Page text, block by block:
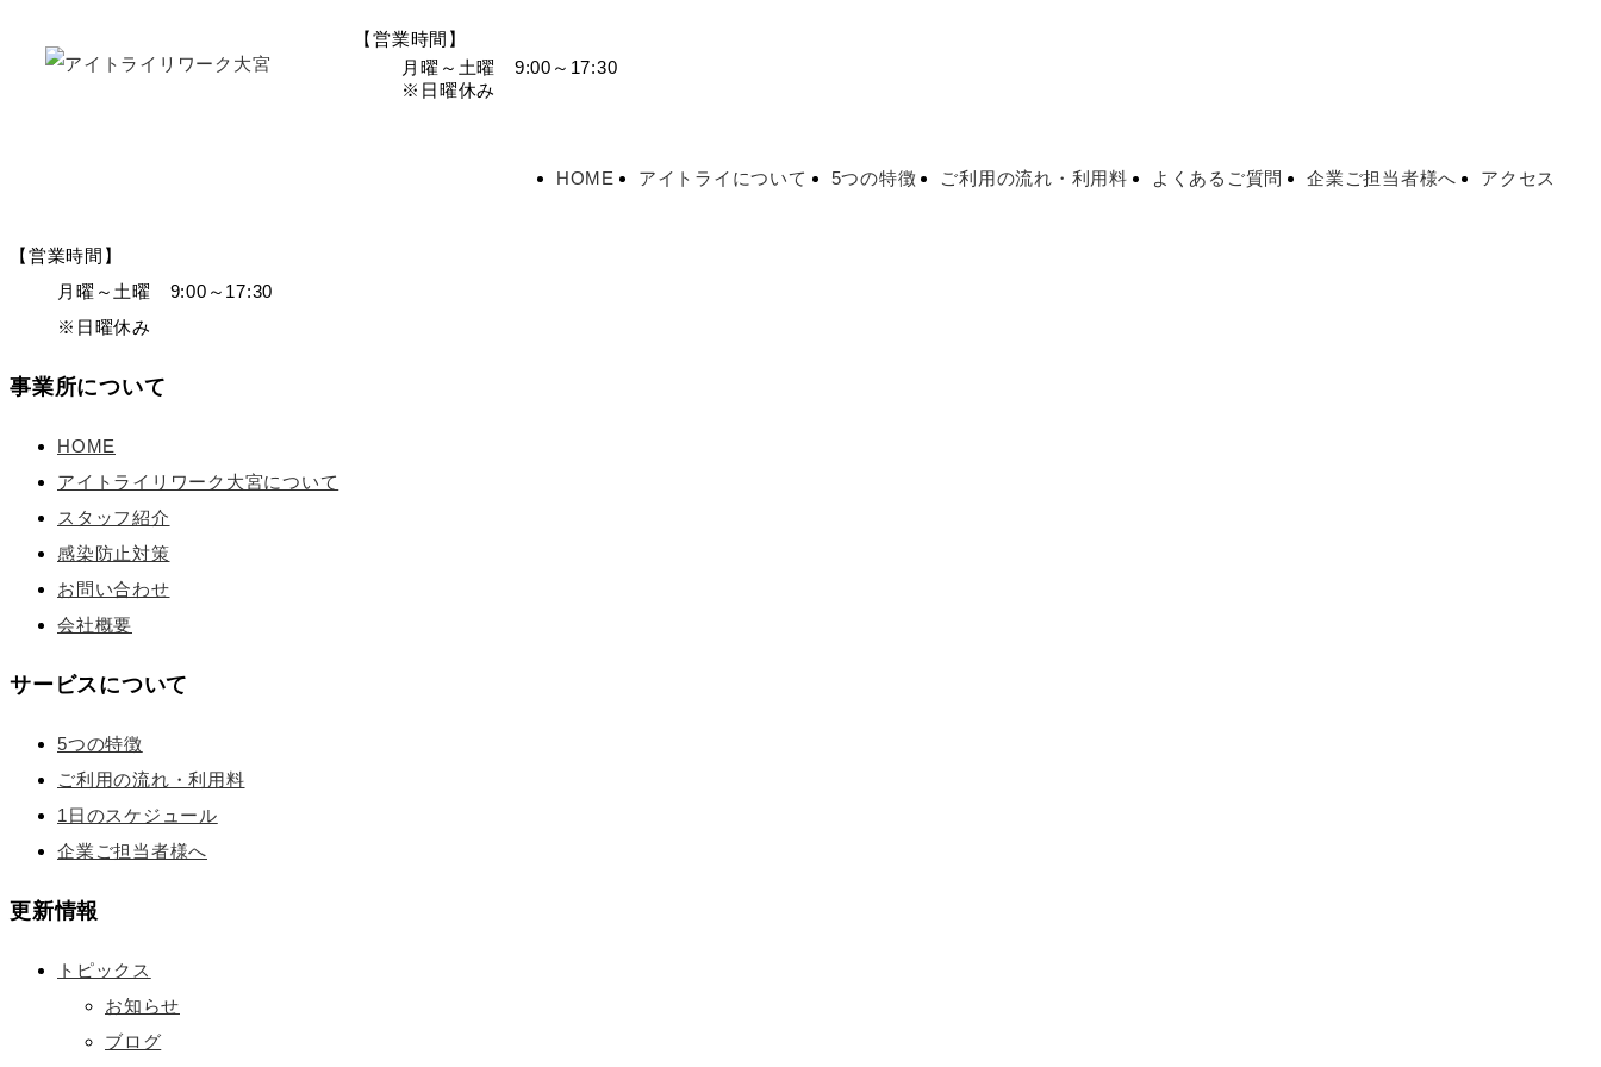
【営業時間】
月曜～土曜 9:00～17:30
※日曜休み
HOME アイトライについて 5つの特徴 ご利用の流れ・利用料 よくあるご質問 企業ご担当者様へ アクセス
【営業時間】
月曜～土曜 9:00～17:30
※日曜休み
事業所について
HOME
アイトライリワーク大宮について
スタッフ紹介
感染防止対策
お問い合わせ
会社概要
サービスについて
5つの特徴
ご利用の流れ・利用料
1日のスケジュール
企業ご担当者様へ
更新情報
トピックス
お知らせ
ブログ